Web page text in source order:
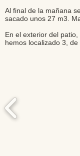
Al final de la mañana
sacado unos 27 m3.
En el exterior del
hemos localizado 3,